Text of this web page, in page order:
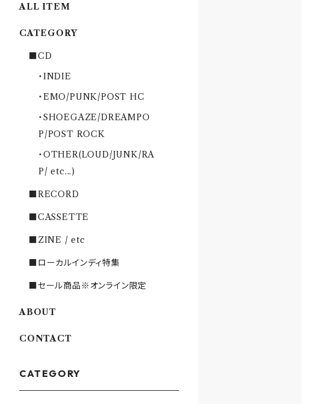
ALL ITEM
CATEGORY
■CD
・INDIE
・EMO/PUNK/POST HC
・SHOEGAZE/DREAMPO
P/POST ROCK
・OTHER(LOUD/JUNK/RA
P/ etc...)
■RECORD
■CASSETTE
■ZINE / etc
■ローカルインディ特集
■セール商品※オンライン限定
ABOUT
CONTACT
CATEGORY